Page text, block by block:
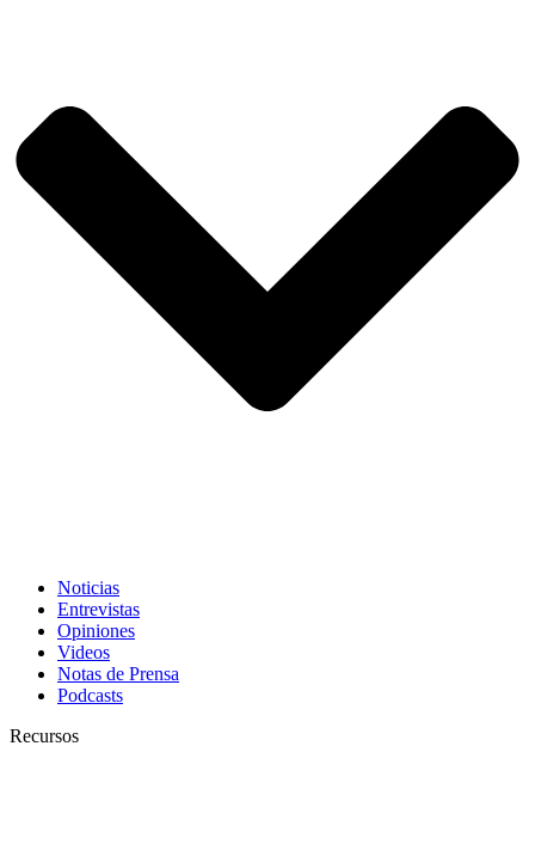
Noticias
Entrevistas
Opiniones
Videos
Notas de Prensa
Podcasts
Recursos